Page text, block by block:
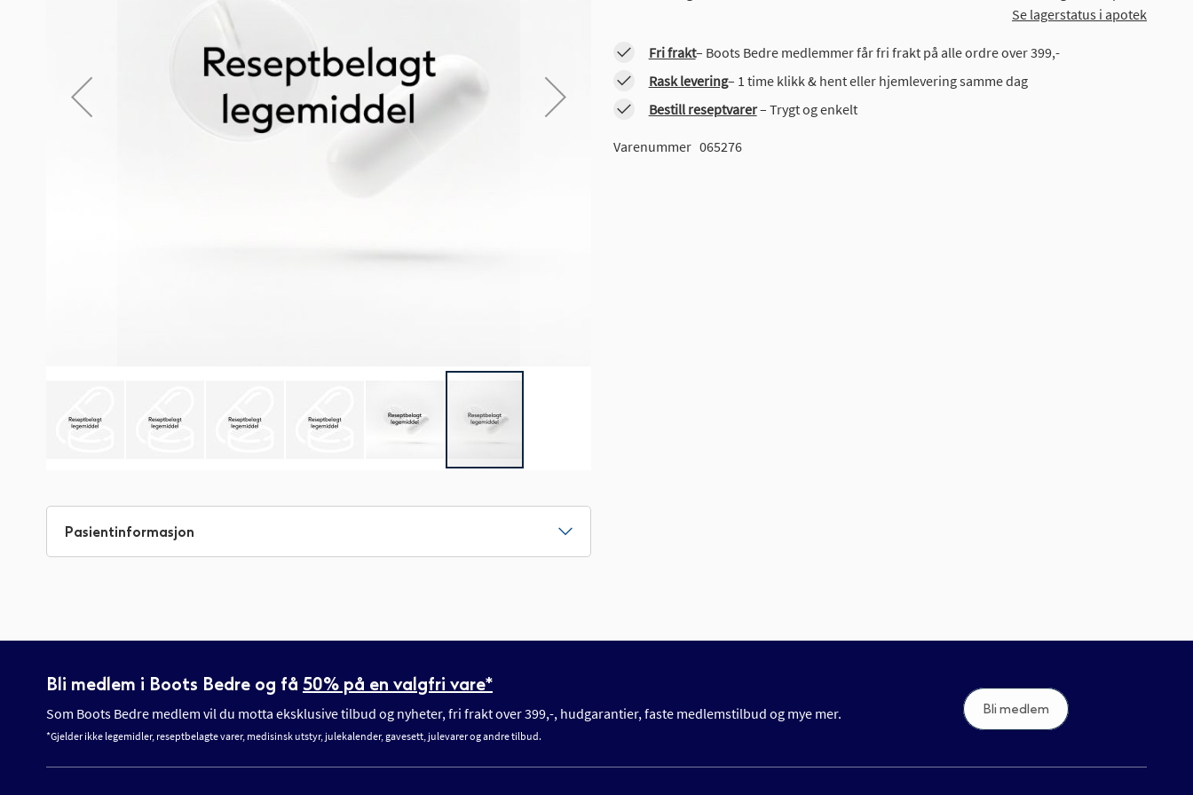
Se lagerstatus i apotek
Fri frakt– Boots Bedre medlemmer får fri frakt på alle ordre over 399,-
Rask levering– 1 time klikk & hent eller hjemlevering samme dag
Bestill reseptvarer– Trygt og enkelt
Varenummer 065276
til
begynnelsen
Pasientinformasjon
Bli medlem i Boots Bedre og få 50% på en valgfri vare*
Som Boots Bedre medlem vil du motta eksklusive tilbud og nyheter, fri frakt over 399,-, hudgarantier, faste medlemstilbud og mye mer.
*Gjelder ikke legemidler, reseptbelagte varer, medisinsk utstyr, julekalender, gavesett, julevarer og andre tilbud.
Bli medlem